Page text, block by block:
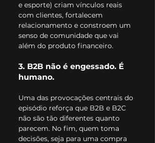
e esporte) criam vínculos reais
com clientes, fortalecem
relacionamento e constroem um
senso de comunidade que vai
além do produto financeiro.
3. B2B não é engessado. É
humano.
Uma das provocações centrais do
episódio reforça que B2B e B2C
não são tão diferentes quanto
parecem. No fim, quem toma
decisões, seja para uma compra